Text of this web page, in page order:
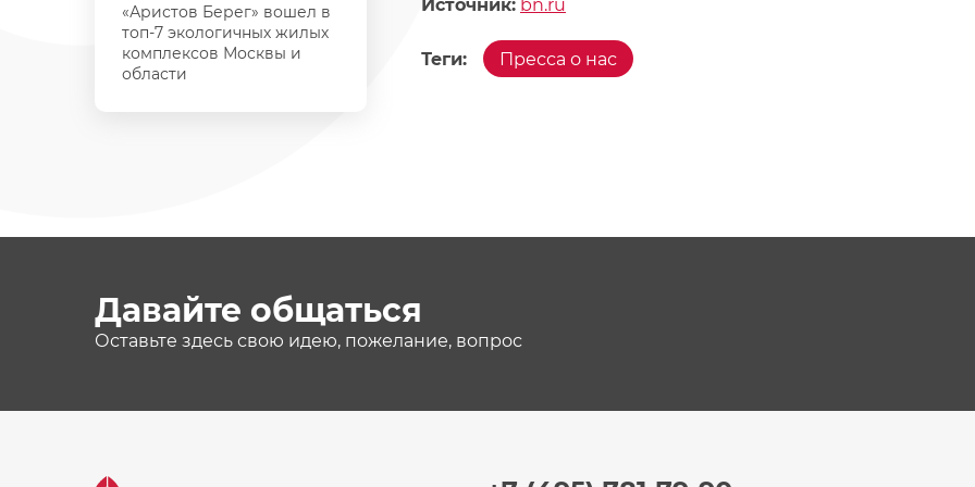
«Аристов Берег» вошел в
топ-7 экологичных жилых
комплексов Москвы и
области
Источник: bn.ru
Теги: Пресса о нас
Давайте общаться
Оставьте здесь свою идею, пожелание, вопрос